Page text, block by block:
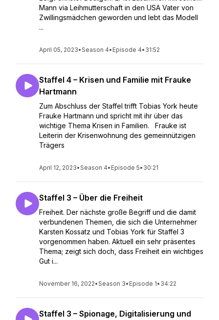
Mann via Leihmutterschaft in den USA Vater von
Zwillingsmädchen geworden und lebt das Modell
...
April 05, 2023•Season 4• Episode 4• 31:52
Staffel 4 – Krisen und Familie mit Frauke
Hartmann
Zum Abschluss der Staffel trifft Tobias York heute
Frauke Hartmann und spricht mit ihr über das
wichtige Thema Krisen in Familien. Frauke ist
Leiterin der Krisenwohnung des gemeinnützigen
Trägers
April 12, 2023•Season 4• Episode 5• 30:21
Staffel 3 – Über die Freiheit
Freiheit. Der nächste große Begriff und die damit
verbundenen Themen, die sich die Unternehmer
Karsten Kossatz und Tobias York für Staffel 3
vorgenommen haben. Aktuell ein sehr präsentes
Thema; zeigt sich doch, dass Freiheit ein wichtiges
Gut i...
November 16, 2022•Season 3• Episode 1• 34:22
Staffel 3 – Spionage, Digitalisierung und